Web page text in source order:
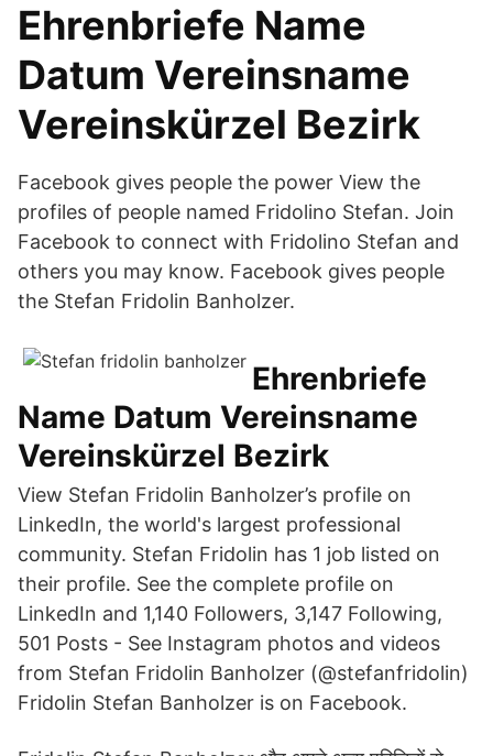
Ehrenbriefe Name
Datum Vereinsname
Vereinskürzel Bezirk
Facebook gives people the power View the
profiles of people named Fridolino Stefan. Join
Facebook to connect with Fridolino Stefan and
others you may know. Facebook gives people
the Stefan Fridolin Banholzer.
Ehrenbriefe
Name Datum Vereinsname
Vereinskürzel Bezirk
View Stefan Fridolin Banholzer’s profile on
LinkedIn, the world's largest professional
community. Stefan Fridolin has 1 job listed on
their profile. See the complete profile on
LinkedIn and 1,140 Followers, 3,147 Following,
501 Posts - See Instagram photos and videos
from Stefan Fridolin Banholzer (@stefanfridolin)
Fridolin Stefan Banholzer is on Facebook.